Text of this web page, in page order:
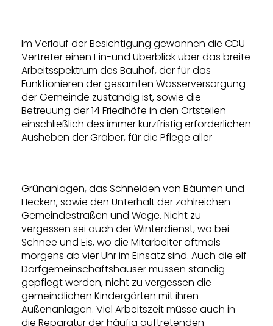
Im Verlauf der Besichtigung gewannen die CDU-
Vertreter einen Ein-und Überblick über das breite
Arbeitsspektrum des Bauhof, der für das
Funktionieren der gesamten Wasserversorgung
der Gemeinde zuständig ist, sowie die
Betreuung der 14 Friedhöfe in den Ortsteilen
einschließlich des immer kurzfristig erforderlichen
Ausheben der Gräber, für die Pflege aller
Grünanlagen, das Schneiden von Bäumen und
Hecken, sowie den Unterhalt der zahlreichen
Gemeindestraßen und Wege. Nicht zu
vergessen sei auch der Winterdienst, wo bei
Schnee und Eis, wo die Mitarbeiter oftmals
morgens ab vier Uhr im Einsatz sind. Auch die elf
Dorfgemeinschaftshäuser müssen ständig
gepflegt werden, nicht zu vergessen die
gemeindlichen Kindergärten mit ihren
Außenanlagen. Viel Arbeitszeit müsse auch in
die Reparatur der häufig auftretenden